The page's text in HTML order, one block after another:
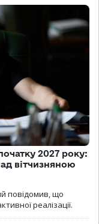
2027 року:
вітчизняною
повідомив, що
реалізації.